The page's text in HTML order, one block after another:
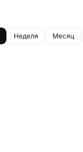
Неделя Месяц